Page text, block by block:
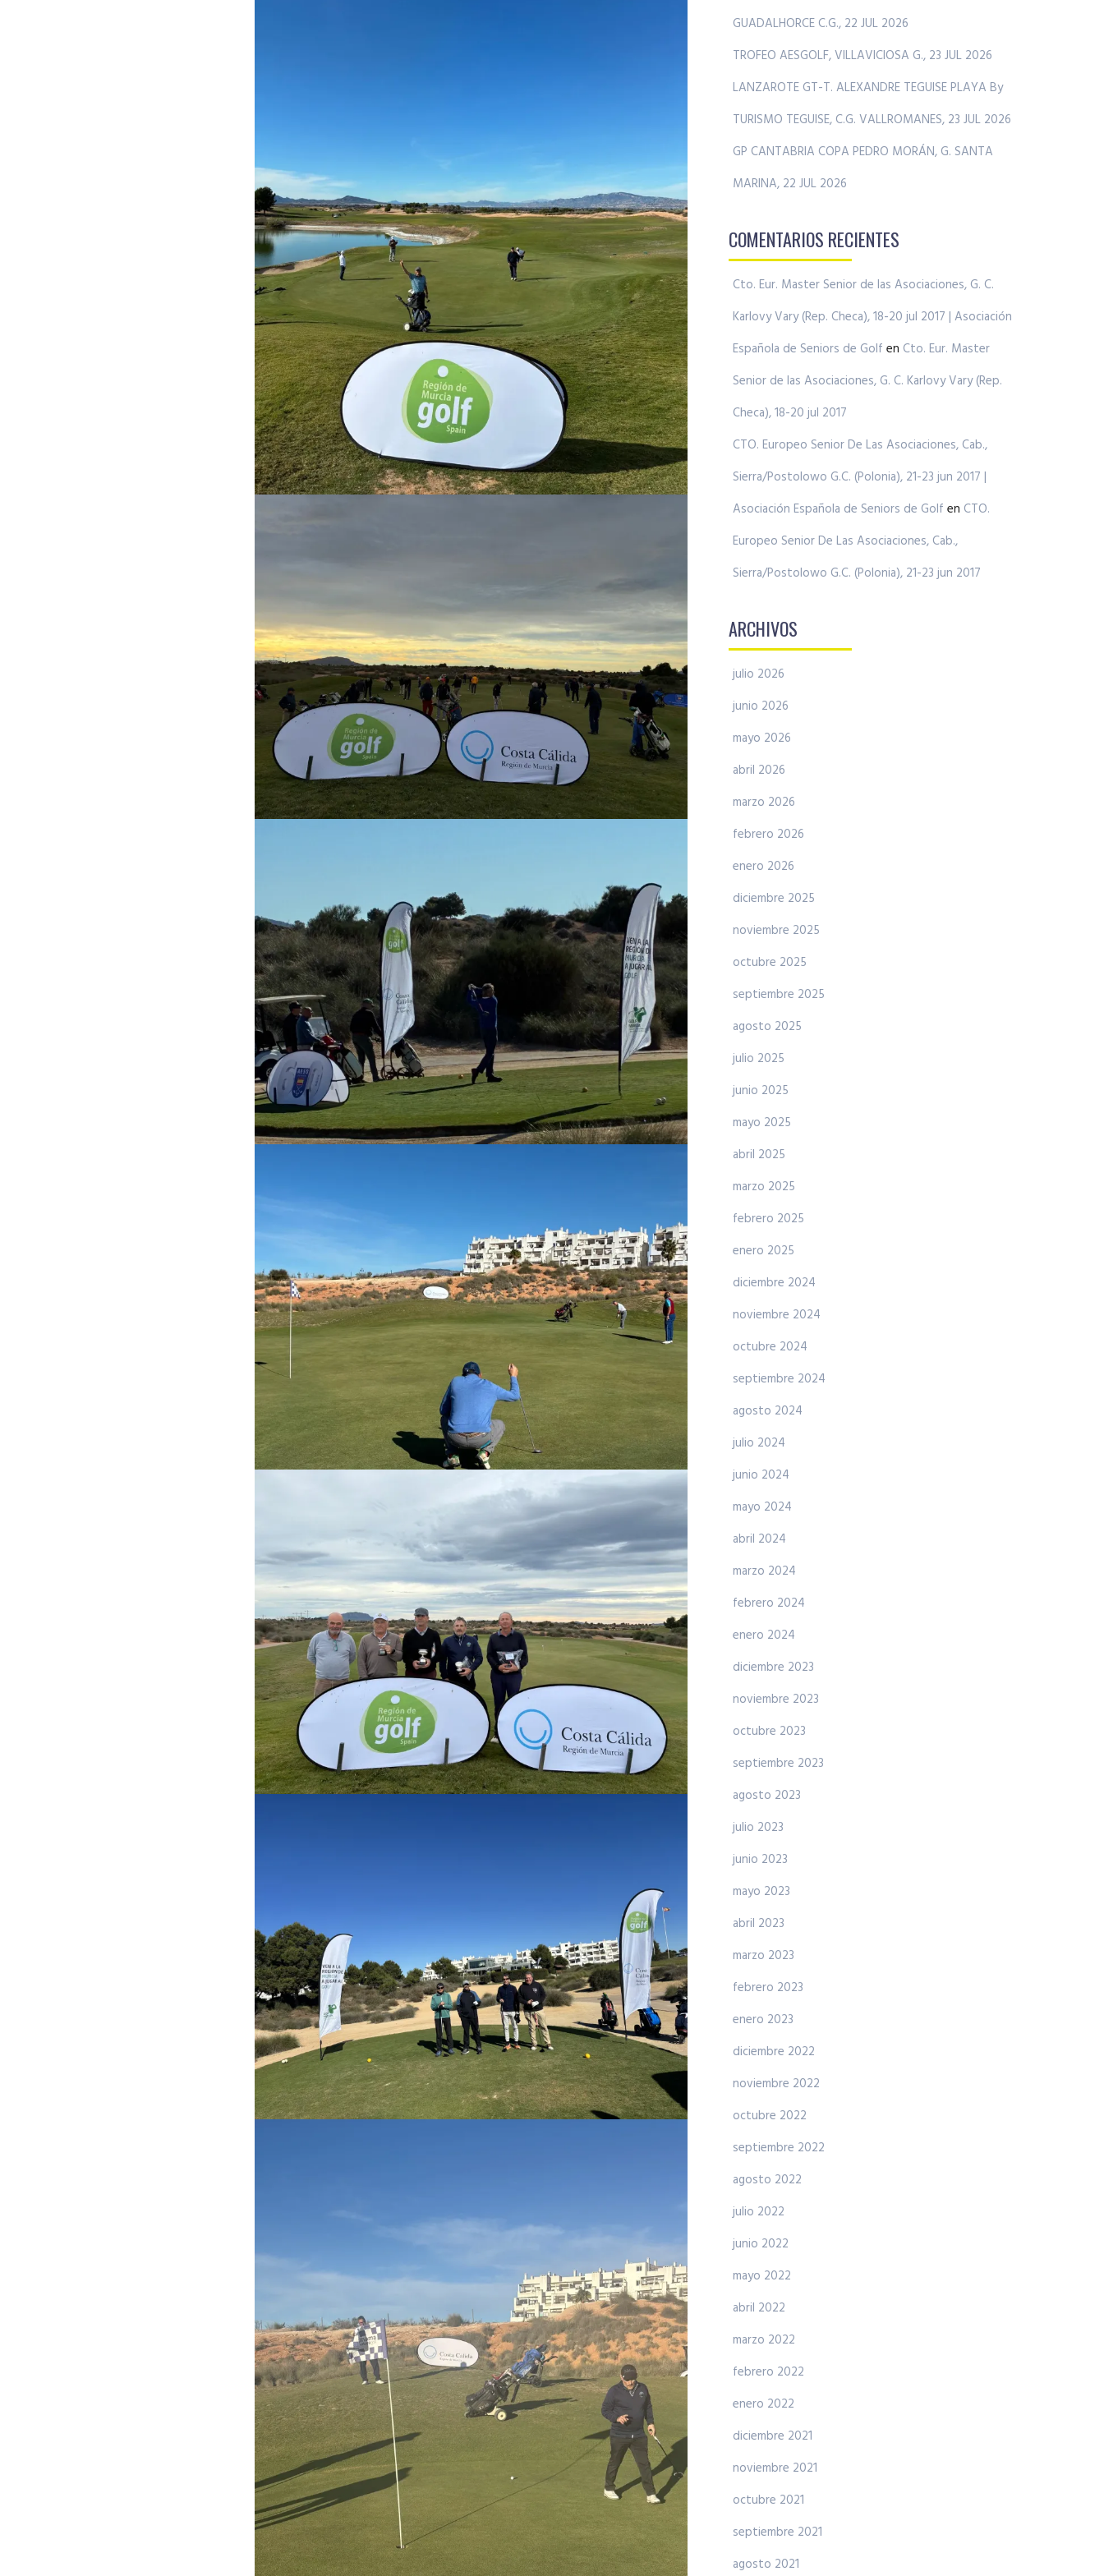
GUADALHORCE C.G., 22 JUL 2026
TROFEO AESGOLF, VILLAVICIOSA G., 23 JUL 2026
LANZAROTE GT-T. ALEXANDRE TEGUISE PLAYA By
TURISMO TEGUISE, C.G. VALLROMANES, 23 JUL 2026
GP CANTABRIA COPA PEDRO MORÁN, G. SANTA
MARINA, 22 JUL 2026
COMENTARIOS RECIENTES
Cto. Eur. Master Senior de las Asociaciones, G. C.
Karlovy Vary (Rep. Checa), 18-20 jul 2017 | Asociación
Española de Seniors de Golf en Cto. Eur. Master
Senior de las Asociaciones, G. C. Karlovy Vary (Rep.
Checa), 18-20 jul 2017
CTO. Europeo Senior De Las Asociaciones, Cab.,
Sierra/Postolowo G.C. (Polonia), 21-23 jun 2017 |
Asociación Española de Seniors de Golf en CTO.
Europeo Senior De Las Asociaciones, Cab.,
Sierra/Postolowo G.C. (Polonia), 21-23 jun 2017
ARCHIVOS
julio 2026
junio 2026
mayo 2026
abril 2026
marzo 2026
febrero 2026
enero 2026
diciembre 2025
noviembre 2025
octubre 2025
septiembre 2025
agosto 2025
julio 2025
junio 2025
mayo 2025
abril 2025
marzo 2025
febrero 2025
enero 2025
diciembre 2024
noviembre 2024
octubre 2024
septiembre 2024
agosto 2024
julio 2024
junio 2024
mayo 2024
abril 2024
marzo 2024
febrero 2024
enero 2024
diciembre 2023
noviembre 2023
octubre 2023
septiembre 2023
agosto 2023
julio 2023
junio 2023
mayo 2023
abril 2023
marzo 2023
febrero 2023
enero 2023
diciembre 2022
noviembre 2022
octubre 2022
septiembre 2022
agosto 2022
julio 2022
junio 2022
mayo 2022
abril 2022
marzo 2022
febrero 2022
enero 2022
diciembre 2021
noviembre 2021
octubre 2021
septiembre 2021
agosto 2021